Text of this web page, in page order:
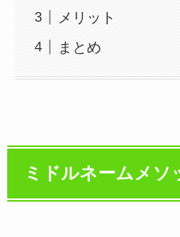
メリット
まとめ
ミドルネームメソ